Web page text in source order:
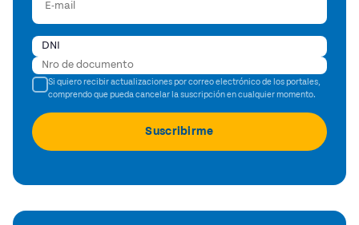
Si quiero recibir actualizaciones por correo electrónico de los portales,
comprendo que pueda cancelar la suscripción en cualquier momento.